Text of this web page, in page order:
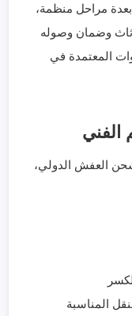
بعدة مراحل منظمة،
وضمان وصوله
المعتمدة في
الفني
العفش الدولي،
المناسبة